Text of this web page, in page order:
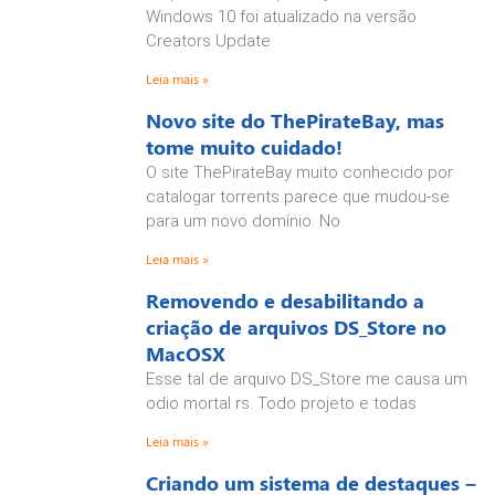
Windows 10 foi atualizado na versão
Creators Update
Leia mais »
Novo site do ThePirateBay, mas
tome muito cuidado!
O site ThePirateBay muito conhecido por
catalogar torrents parece que mudou-se
para um novo domínio. No
Leia mais »
Removendo e desabilitando a
criação de arquivos DS_Store no
MacOSX
Esse tal de arquivo DS_Store me causa um
odio mortal rs. Todo projeto e todas
Leia mais »
Criando um sistema de destaques –